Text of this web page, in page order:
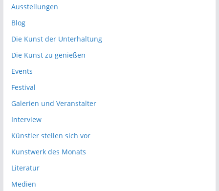
Ausstellungen
Blog
Die Kunst der Unterhaltung
Die Kunst zu genießen
Events
Festival
Galerien und Veranstalter
Interview
Künstler stellen sich vor
Kunstwerk des Monats
Literatur
Medien